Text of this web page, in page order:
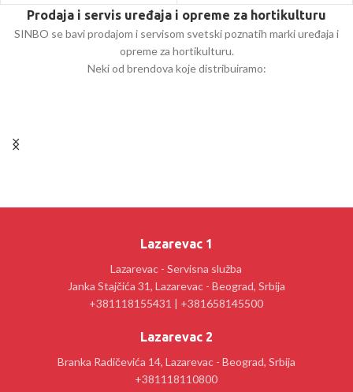
Prodaja i servis uređaja i opreme za hortikulturu
SINBO se bavi prodajom i servisom svetski poznatih marki uređaja i
opreme za hortikulturu.
Neki od brendova koje distribuiramo:
Lazarevac 1
Lazarevac - Servisna služba
Janka Stajčića 31, Lazarevac - Beograd, Srbija
+381118155431 | +381658145500
Lazarevac 2
Branka Radičevića 14, Lazarevac - Beograd, Srbija
+381118110800